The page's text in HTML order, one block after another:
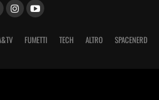
FUMETTI TECH ALTRO SPACENERD